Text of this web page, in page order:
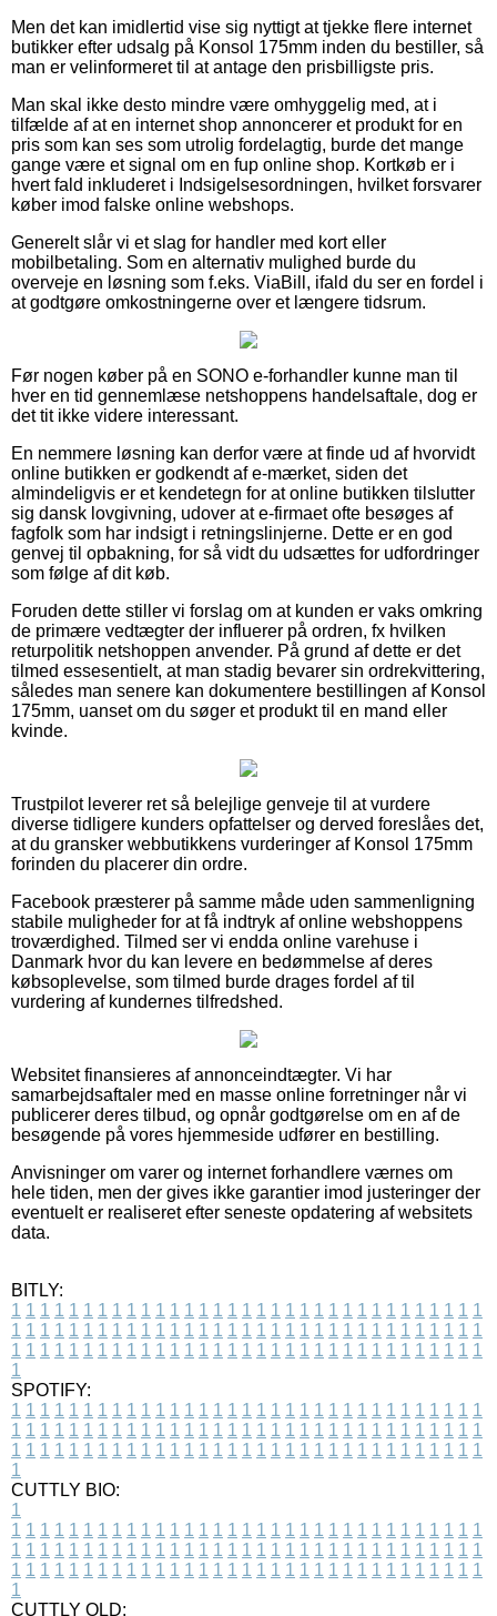
Men det kan imidlertid vise sig nyttigt at tjekke flere internet
butikker efter udsalg på Konsol 175mm inden du bestiller, så
man er velinformeret til at antage den prisbilligste pris.
Man skal ikke desto mindre være omhyggelig med, at i
tilfælde af at en internet shop annoncerer et produkt for en
pris som kan ses som utrolig fordelagtig, burde det mange
gange være et signal om en fup online shop. Kortkøb er i
hvert fald inkluderet i Indsigelsesordningen, hvilket forsvarer
køber imod falske online webshops.
Generelt slår vi et slag for handler med kort eller
mobilbetaling. Som en alternativ mulighed burde du
overveje en løsning som f.eks. ViaBill, ifald du ser en fordel i
at godtgøre omkostningerne over et længere tidsrum.
Før nogen køber på en SONO e-forhandler kunne man til
hver en tid gennemlæse netshoppens handelsaftale, dog er
det tit ikke videre interessant.
En nemmere løsning kan derfor være at finde ud af hvorvidt
online butikken er godkendt af e-mærket, siden det
almindeligvis er et kendetegn for at online butikken tilslutter
sig dansk lovgivning, udover at e-firmaet ofte besøges af
fagfolk som har indsigt i retningslinjerne. Dette er en god
genvej til opbakning, for så vidt du udsættes for udfordringer
som følge af dit køb.
Foruden dette stiller vi forslag om at kunden er vaks omkring
de primære vedtægter der influerer på ordren, fx hvilken
returpolitik netshoppen anvender. På grund af dette er det
tilmed essesentielt, at man stadig bevarer sin ordrekvittering,
således man senere kan dokumentere bestillingen af Konsol
175mm, uanset om du søger et produkt til en mand eller
kvinde.
Trustpilot leverer ret så belejlige genveje til at vurdere
diverse tidligere kunders opfattelser og derved foreslåes det,
at du gransker webbutikkens vurderinger af Konsol 175mm
forinden du placerer din ordre.
Facebook præsterer på samme måde uden sammenligning
stabile muligheder for at få indtryk af online webshoppens
troværdighed. Tilmed ser vi endda online varehuse i
Danmark hvor du kan levere en bedømmelse af deres
købsoplevelse, som tilmed burde drages fordel af til
vurdering af kundernes tilfredshed.
Websitet finansieres af annonceindtægter. Vi har
samarbejdsaftaler med en masse online forretninger når vi
publicerer deres tilbud, og opnår godtgørelse om en af de
besøgende på vores hjemmeside udfører en bestilling.
Anvisninger om varer og internet forhandlere værnes om
hele tiden, men der gives ikke garantier imod justeringer der
eventuelt er realiseret efter seneste opdatering af websitets
data.
BITLY:
1 1 1 1 1 1 1 1 1 1 1 1 1 1 1 1 1 1 1 1 1 1 1 1 1 1 1 1 1 1 1 1 1
1 1 1 1 1 1 1 1 1 1 1 1 1 1 1 1 1 1 1 1 1 1 1 1 1 1 1 1 1 1 1 1 1
1 1 1 1 1 1 1 1 1 1 1 1 1 1 1 1 1 1 1 1 1 1 1 1 1 1 1 1 1 1 1 1 1
1
SPOTIFY:
1 1 1 1 1 1 1 1 1 1 1 1 1 1 1 1 1 1 1 1 1 1 1 1 1 1 1 1 1 1 1 1 1
1 1 1 1 1 1 1 1 1 1 1 1 1 1 1 1 1 1 1 1 1 1 1 1 1 1 1 1 1 1 1 1 1
1 1 1 1 1 1 1 1 1 1 1 1 1 1 1 1 1 1 1 1 1 1 1 1 1 1 1 1 1 1 1 1 1
1
CUTTLY BIO:
1
1 1 1 1 1 1 1 1 1 1 1 1 1 1 1 1 1 1 1 1 1 1 1 1 1 1 1 1 1 1 1 1 1
1 1 1 1 1 1 1 1 1 1 1 1 1 1 1 1 1 1 1 1 1 1 1 1 1 1 1 1 1 1 1 1 1
1 1 1 1 1 1 1 1 1 1 1 1 1 1 1 1 1 1 1 1 1 1 1 1 1 1 1 1 1 1 1 1 1
1
CUTTLY OLD: